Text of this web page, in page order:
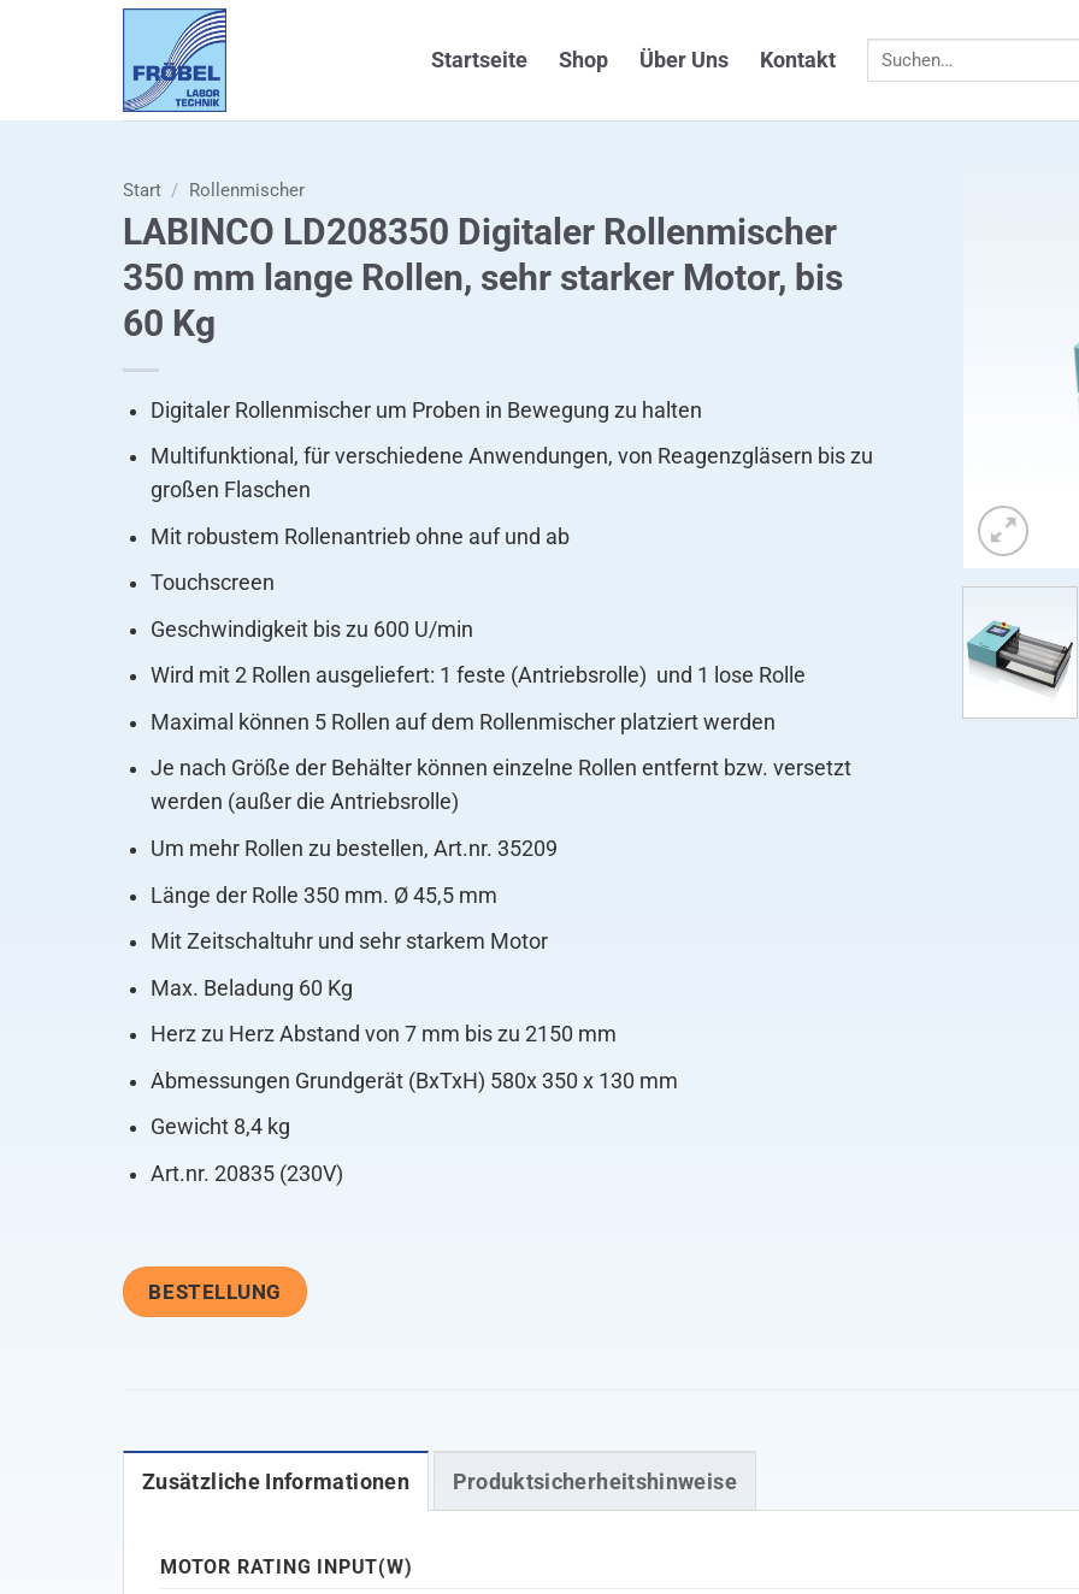
Startseite Shop Über Uns Kontakt
Suchen
Start / Rollenmischer
LABINCO LD208350 Digitaler Rollenmischer
350 mm lange Rollen, sehr starker Motor, bis
60 Kg
Digitaler Rollenmischer um Proben in Bewegung zu halten
Multifunktional, für verschiedene Anwendungen, von Reagenzgläsern bis zu
großen Flaschen
Mit robustem Rollenantrieb ohne auf und ab
Touchscreen
Geschwindigkeit bis zu 600 U/min
Wird mit 2 Rollen ausgeliefert: 1 feste (Antriebsrolle) und 1 lose Rolle
Maximal können 5 Rollen auf dem Rollenmischer platziert werden
Je nach Größe der Behälter können einzelne Rollen entfernt bzw. versetzt
werden (außer die Antriebsrolle)
Um mehr Rollen zu bestellen, Art.nr. 35209
Länge der Rolle 350 mm. Ø 45,5 mm
Mit Zeitschaltuhr und sehr starkem Motor
Max. Beladung 60 Kg
Herz zu Herz Abstand von 7 mm bis zu 2150 mm
Abmessungen Grundgerät (BxTxH) 580x 350 x 130 mm
Gewicht 8,4 kg
Art.nr. 20835 (230V)
BESTELLUNG
Zusätzliche Informationen Produktsicherheitshinweise
MOTOR RATING INPUT(W)